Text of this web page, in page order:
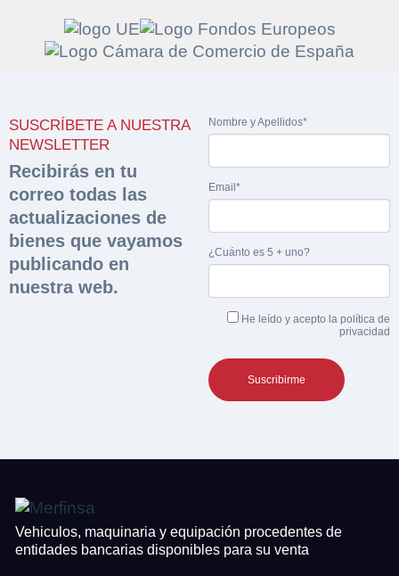
SUSCRÍBETE A NUESTRA
NEWSLETTER
Recibirás en tu
correo todas las
actualizaciones de
bienes que vayamos
publicando en
nuestra web.
Nombre y Apellidos*
Email*
¿Cuánto es 5 + uno?
He leído y acepto la política de
privacidad
Vehiculos, maquinaria y equipación procedentes de
entidades bancarias disponibles para su venta
Solicitar
documentación
sobre la peritación
Rellene este formulario y recibirá en su email el
enlace para descargar la documentación
Nombre y Apellidos*
Email*
Acepto laPolítica de Privacidad.
Razón social* CIF/DNI Ofertante*
Teléfono* Email*
Nombre y Apellidos*
Antes de enviar lee lasCondiciones de Usoy laPolítica de Privacidad, y a
Sobre Merfinsa
Venta de bienes muebles
Vehículos